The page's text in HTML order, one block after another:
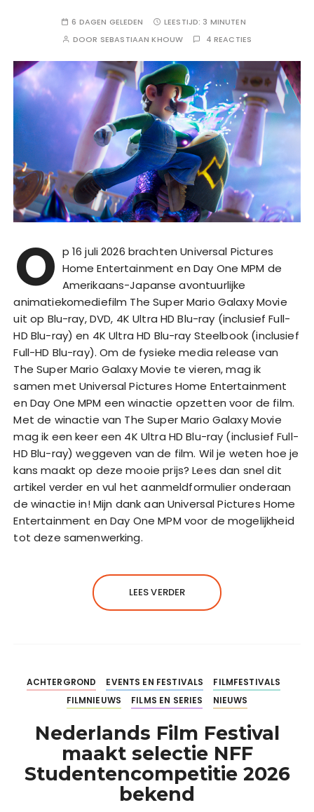
6 DAGEN GELEDEN LEESTIJD: 3 MINUTEN
DOOR SEBASTIAAN KHOUW 4 REACTIES
O p 16 juli 2026 brachten Universal Pictures
Home Entertainment en Day One MPM de
Amerikaans-Japanse avontuurlijke
animatiekomediefilm The Super Mario Galaxy Movie
uit op Blu-ray, DVD, 4K Ultra HD Blu-ray (inclusief Full-
HD Blu-ray) en 4K Ultra HD Blu-ray Steelbook (inclusief
Full-HD Blu-ray). Om de fysieke media release van
The Super Mario Galaxy Movie te vieren, mag ik
samen met Universal Pictures Home Entertainment
en Day One MPM een winactie opzetten voor de film.
Met de winactie van The Super Mario Galaxy Movie
mag ik een keer een 4K Ultra HD Blu-ray (inclusief Full-
HD Blu-ray) weggeven van de film. Wil je weten hoe je
kans maakt op deze mooie prijs? Lees dan snel dit
artikel verder en vul het aanmeldformulier onderaan
de winactie in! Mijn dank aan Universal Pictures Home
Entertainment en Day One MPM voor de mogelijkheid
tot deze samenwerking.
LEES VERDER
ACHTERGROND EVENTS EN FESTIVALS
FILMFESTIVALS
FILMNIEUWS
FILMS EN SERIES NIEUWS
Nederlands Film Festival
maakt selectie NFF
Studentencompetitie 2026
bekend